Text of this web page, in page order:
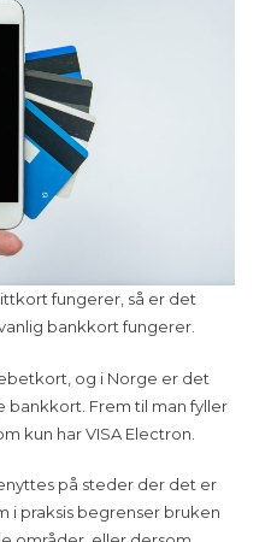
fungerer, så er det
bankkort fungerer.
og i Norge er det
bankkort. Frem til man fyller
kun har VISA Electron.
på steder der det er
i praksis begrenser bruken